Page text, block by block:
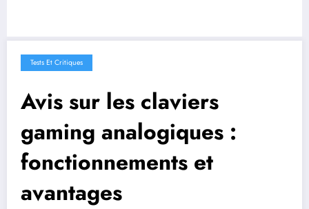
Tests Et Critiques
Avis sur les claviers
gaming analogiques :
fonctionnements et
avantages